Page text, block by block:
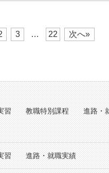
3 … 22 次へ»
習 教職特別課程 進路・
習 進路・就職実績